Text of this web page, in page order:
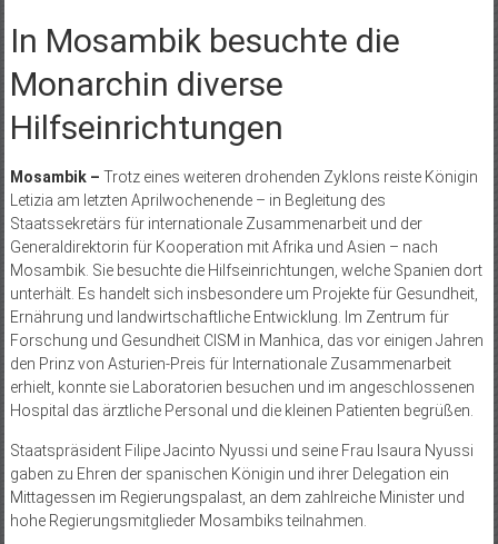
In Mosambik besuchte die
Monarchin diverse
Hilfseinrichtungen
Mosambik – Trotz eines weiteren drohenden Zyklons reiste Königin
Letizia am letzten Aprilwochenende – in Begleitung des
Staatssekretärs für internationale Zusammenarbeit und der
Generaldirektorin für Kooperation mit Afrika und Asien – nach
Mosambik. Sie besuchte die Hilfseinrichtungen, welche Spanien dort
unterhält. Es handelt sich insbesondere um Projekte für Gesundheit,
Ernährung und landwirtschaftliche Entwicklung. Im Zentrum für
Forschung und Gesundheit CISM in Manhica, das vor einigen Jahren
den Prinz von Asturien-Preis für Internationale Zusammenarbeit
erhielt, konnte sie Laboratorien besuchen und im angeschlossenen
Hospital das ärztliche Personal und die kleinen Patienten begrüßen.
Staatspräsident Filipe Jacinto Nyussi und seine Frau Isaura Nyussi
gaben zu Ehren der spanischen Königin und ihrer Delegation ein
Mittagessen im Regierungspalast, an dem zahl­reiche Minister und
hohe Regierungsmitglieder Mosambiks teilnahmen.